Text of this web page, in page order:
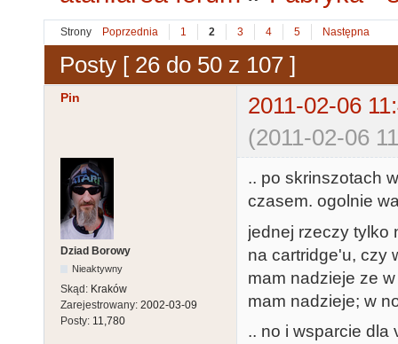
Strony Poprzednia 1 2 3 4 5 Następna
Posty [ 26 do 50 z 107 ]
Pin
2011-02-06
(2011-02-06
Dziad Borowy
Nieaktywny
Skąd: Kraków
Zarejestrowany: 2002-03-09
Posty: 11,780
.. po skrinszotach
czasem. ogolnie
jednej rzeczy tylko
na cartridge'u, czy
mam nadzieje ze
mam nadzieje; w
.. no i wsparcie dla